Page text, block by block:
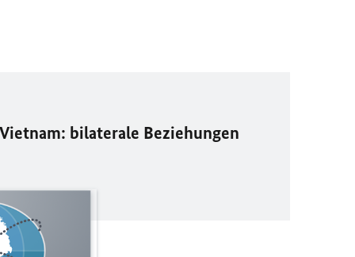
bilaterale Beziehungen